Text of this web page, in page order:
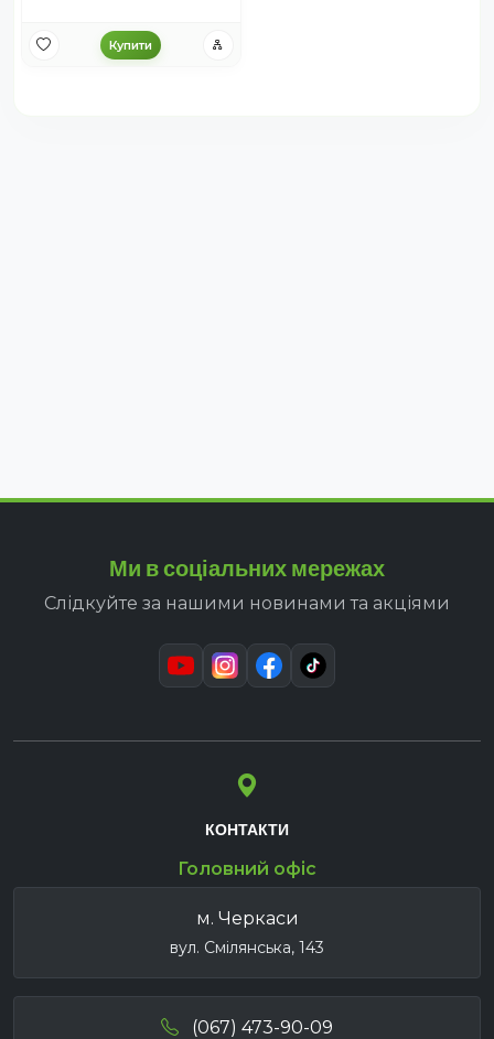
Купити
Ми в соціальних мережах
Слідкуйте за нашими новинами та акціями
КОНТАКТИ
Головний офіс
м. Черкаси
вул. Смілянська, 143
(067) 473-90-09